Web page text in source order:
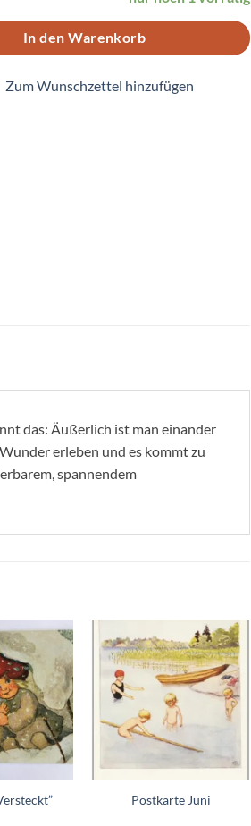
In den Warenkorb
Zum Wunschzettel hinzufügen
das: Äußerlich ist man einander
erleben und es kommt zu
spannendem
Zum
hinzufügen
Zum
Wunschzettel
hinzufügen
Postkarte Juni